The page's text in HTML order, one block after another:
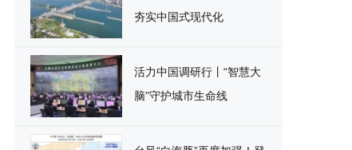
夯实中国式现代化
活力中国调研行丨“智慧大
脑”守护城市生命线